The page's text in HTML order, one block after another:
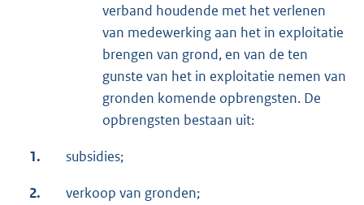
verband houdende met het verlenen
van medewerking aan het in exploitatie
brengen van grond, en van de ten
gunste van het in exploitatie nemen van
gronden komende opbrengsten. De
opbrengsten bestaan uit:
1. subsidies;
2. verkoop van gronden;